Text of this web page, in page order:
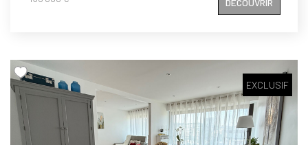
aménagée et équipée donnant sur séjour avec accès sur
balcon, deux chambres avec placards, salle de bains, WC
DÉCOUVRIR
EXCLUSIF